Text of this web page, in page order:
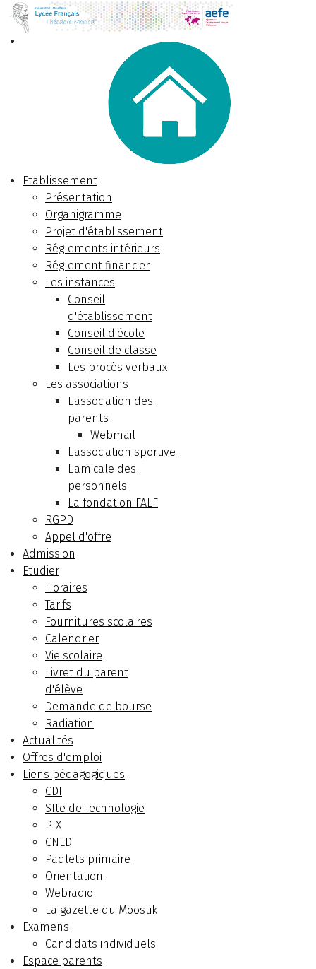
Etablissement
Présentation
Organigramme
Projet d'établissement
Réglements intérieurs
Réglement financier
Les instances
Conseil
d'établissement
Conseil d'école
Conseil de classe
Les procès verbaux
Les associations
L'association des
parents
Webmail
L'association sportive
L'amicale des
personnels
La fondation FALF
RGPD
Appel d'offre
Admission
Etudier
Horaires
Tarifs
Fournitures scolaires
Calendrier
Vie scolaire
Livret du parent
d'élève
Demande de bourse
Radiation
Actualités
Offres d'emploi
Liens pédagogiques
CDI
SIte de Technologie
PIX
CNED
Padlets primaire
Orientation
Webradio
La gazette du Moostik
Examens
Candidats individuels
Espace parents